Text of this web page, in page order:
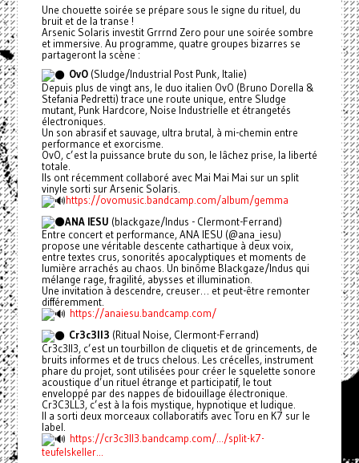
Une chouette soirée se prépare sous le signe du rituel, du
bruit et de la transe !
Arsenic Solaris investit Grrrnd Zero pour une soirée sombre
et immersive. Au programme, quatre groupes bizarres se
partageront la scène :
OvO(Sludge/Industrial Post Punk, Italie)
Depuis plus de vingt ans, le duo italien OvO (Bruno Dorella &
Stefania Pedretti) trace une route unique, entre Sludge
mutant, Punk Hardcore, Noise Industrielle et étrangetés
électroniques.
Un son abrasif et sauvage, ultra brutal, à mi-chemin entre
performance et exorcisme.
OvO, c’est la puissance brute du son, le lâchez prise, la liberté
totale.
Ils ont récemment collaboré avec Mai Mai Mai sur un split
vinyle sorti sur Arsenic Solaris.
https://ovomusic.bandcamp.com/album/gemma
ANA IESU (blackgaze/Indus - Clermont-Ferrand)
Entre concert et performance, ANA IESU (@ana_iesu)
propose une véritable descente cathartique à deux voix,
entre textes crus, sonorités apocalyptiques et moments de
lumière arrachés au chaos. Un binôme Blackgaze/Indus qui
mélange rage, fragilité, abysses et illumination.
Une invitation à descendre, creuser… et peut-être remonter
différemment.
https://anaiesu.bandcamp.com/
Cr3c3ll3 (Ritual Noise, Clermont-Ferrand)
Cr3c3ll3, c’est un tourbillon de cliquetis et de grincements, de
bruits informes et de trucs chelous. Les crécelles, instrument
phare du projet, sont utilisées pour créer le squelette sonore
acoustique d’un rituel étrange et participatif, le tout
enveloppé par des nappes de bidouillage électronique.
Cr3C3LL3, c’est à la fois mystique, hypnotique et ludique.
Il a sorti deux morceaux collaboratifs avec Toru en K7 sur le
label.
https://cr3c3ll3.bandcamp.com/.../split-k7-
teufelskeller...